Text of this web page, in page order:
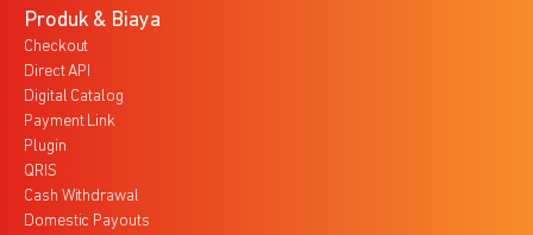
Produk & Biaya
Checkout
Direct API
Digital Catalog
Payment Link
Plugin
QRIS
Cash Withdrawal
Domestic Payouts